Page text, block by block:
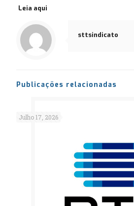
Leia aqui
sttsindicato
Publicações relacionadas
Julho 17, 2026